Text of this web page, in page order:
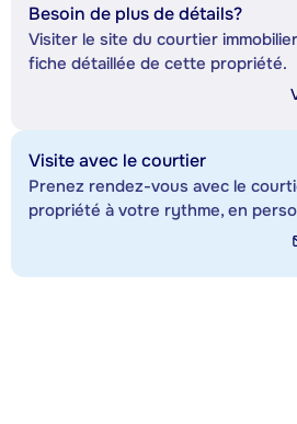
Besoin de plus de détails?
Visiter le site du courtier
fiche détaillée de cette propriété.
Visite avec le courtier
Prenez rendez-vous avec le
propriété à votre rythme, en